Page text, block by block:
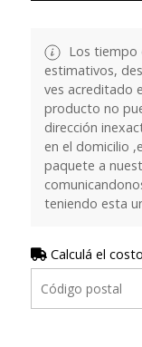
Los tiempo
estimativos,
ves acreditado
producto no
dirección
en el domicilio
paquete a
teniendo esta
Calculá el